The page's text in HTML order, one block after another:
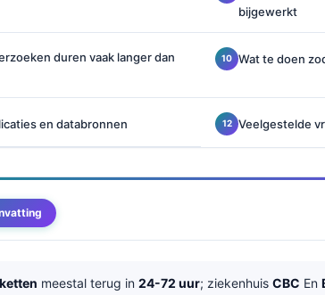
bijgewerkt
duren vaak langer dan
Wat te doen
en databronnen Veelgestelde
meestal terug in 24-72 uur; ziekenhuis CBC En